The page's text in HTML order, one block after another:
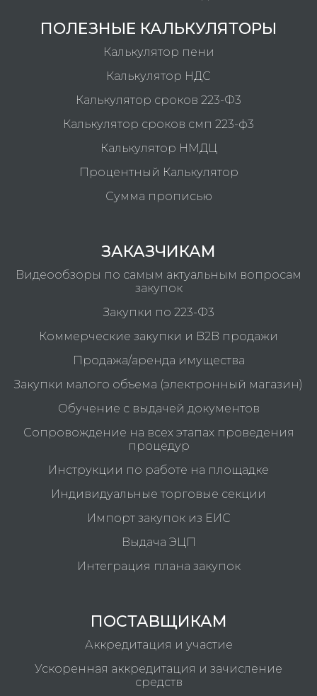
ПОЛЕЗНЫЕ КАЛЬКУЛЯТОРЫ
Калькулятор пени
Калькулятор НДС
Калькулятор сроков 223-Ф3
Калькулятор сроков смп 223-ф3
Калькулятор НМДЦ
Процентный Калькулятор
Сумма прописью
ЗАКАЗЧИКАМ
Видеообзоры по самым актуальным вопросам
закупок
Закупки по 223-Ф3
Коммерческие закупки и B2B продажи
Продажа/аренда имущества
Закупки малого объема (электронный магазин)
Обучение с выдачей документов
Сопровождение на всех этапах проведения
процедур
Инструкции по работе на площадке
Индивидуальные торговые секции
Импорт закупок из ЕИС
Выдача ЭЦП
Интеграция плана закупок
ПОСТАВЩИКАМ
Аккредитация и участие
Ускоренная аккредитация и зачисление
средств